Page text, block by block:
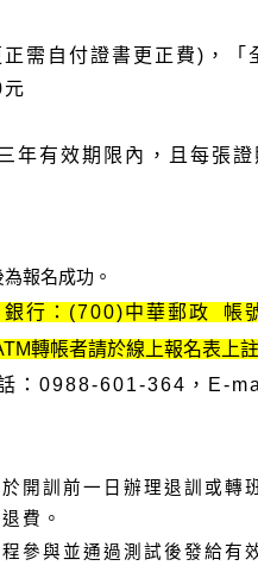
需自付證書更正費)，「
年有效期限內，且每張證
報名成功。
行：(700)中華郵政 帳
轉帳者請於線上報名表上
：0988-601-364，E-
開訓前一日辦理退訓或轉
費。
參與並通過測試後發給有